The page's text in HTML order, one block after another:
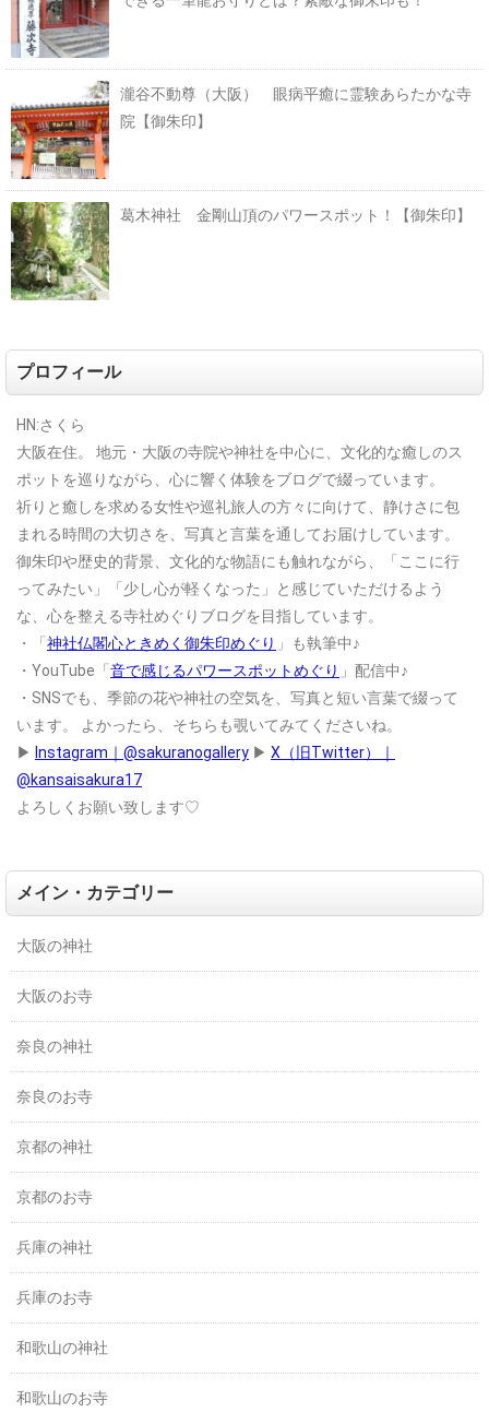
瀧谷不動尊（大阪） 眼病平癒に霊験あらたかな寺
院【御朱印】
葛木神社 金剛山頂のパワースポット！【御朱印】
プロフィール
HN:さくら
大阪在住。
地元・大阪の寺院や神社を中心に、文化的な癒しのス
ポットを巡りながら、心に響く体験をブログで綴っています。
祈りと癒しを求める女性や巡礼旅人の方々に向けて、静けさに包
まれる時間の大切さを、写真と言葉を通してお届けしています。
御朱印や歴史的背景、文化的な物語にも触れながら、「ここに行
ってみたい」「少し心が軽くなった」と感じていただけるよう
な、心を整える寺社めぐりブログを目指しています。
・「 神社仏閣心ときめく御朱印めぐり 」も執筆中♪
・YouTube「 音で感じるパワースポットめぐり 」配信中♪
・SNSでも、季節の花や神社の空気を、写真と短い言葉で綴って
います。
よかったら、そちらも覗いてみてくださいね。
▶ Instagram｜@sakuranogallery ▶ X（旧Twitter）｜
@kansaisakura17
よろしくお願い致します♡
メイン・カテゴリー
大阪の神社
大阪のお寺
奈良の神社
奈良のお寺
京都の神社
京都のお寺
兵庫の神社
兵庫のお寺
和歌山の神社
和歌山のお寺